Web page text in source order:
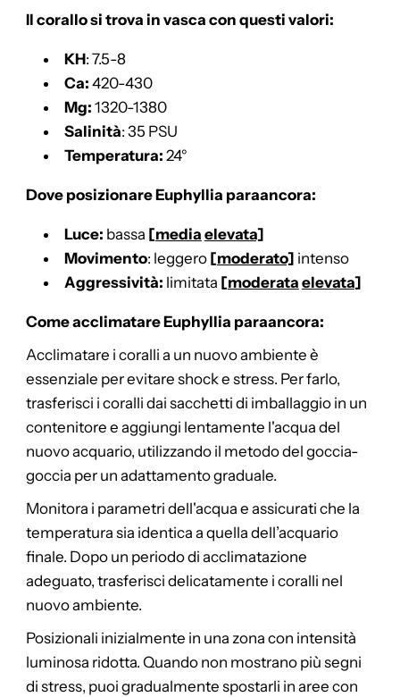
Il corallo si trova in vasca con questi valori:
KH: 7.5-8
Ca: 420-430
Mg: 1320-1380
Salinità: 35 PSU
Temperatura: 24°
Dove posizionare Euphyllia paraancora:
Luce: bassa [media elevata]
Movimento: leggero [moderato] intenso
Aggressività: limitata [moderata elevata]
Come acclimatare Euphyllia paraancora:
Acclimatare i coralli a un nuovo ambiente è
essenziale per evitare shock e stress. Per farlo,
trasferisci i coralli dai sacchetti di imballaggio in un
contenitore e aggiungi lentamente l'acqua del
nuovo acquario, utilizzando il metodo del goccia-
goccia per un adattamento graduale.
Monitora i parametri dell'acqua e assicurati che la
temperatura sia identica a quella dell’acquario
finale. Dopo un periodo di acclimatazione
adeguato, trasferisci delicatamente i coralli nel
nuovo ambiente.
Posizionali inizialmente in una zona con intensità
luminosa ridotta. Quando non mostrano più segni
di stress, puoi gradualmente spostarli in aree con